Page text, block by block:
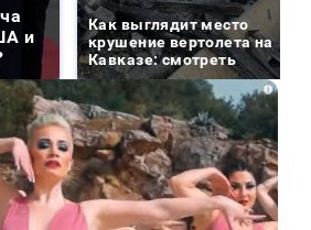
и
Как выглядит место
крушение вертолета на
Кавказе: смотреть
i